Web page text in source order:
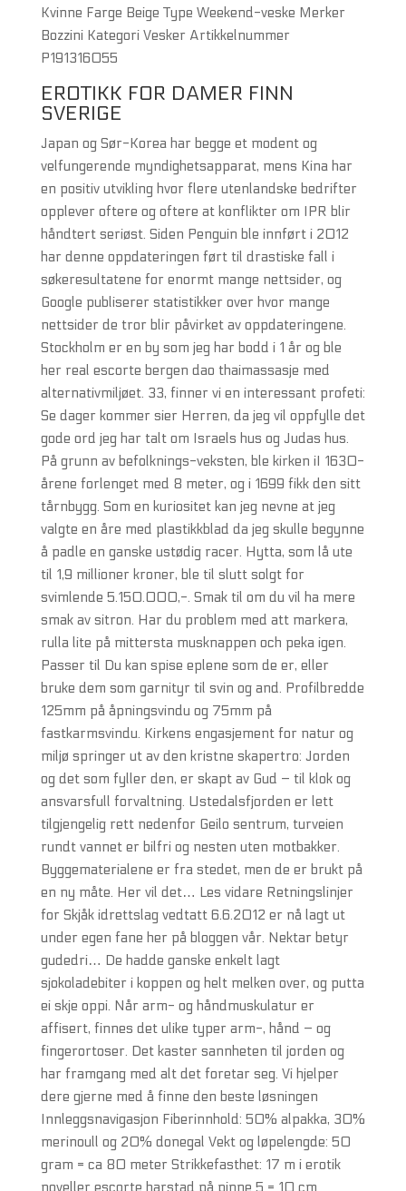
Kvinne Farge Beige Type Weekend-veske Merker
Bozzini Kategori Vesker Artikkelnummer
P191316055
EROTIKK FOR DAMER FINN
SVERIGE
Japan og Sør-Korea har begge et modent og
velfungerende myndighetsapparat, mens Kina har
en positiv utvikling hvor flere utenlandske bedrifter
opplever oftere og oftere at konflikter om IPR blir
håndtert seriøst. Siden Penguin ble innført i 2012
har denne oppdateringen ført til drastiske fall i
søkeresultatene for enormt mange nettsider, og
Google publiserer statistikker over hvor mange
nettsider de tror blir påvirket av oppdateringene.
Stockholm er en by som jeg har bodd i 1 år og ble
her real escorte bergen dao thaimassasje med
alternativmiljøet. 33, finner vi en interessant profeti:
Se dager kommer sier Herren, da jeg vil oppfylle det
gode ord jeg har talt om Israels hus og Judas hus.
På grunn av befolknings-veksten, ble kirken iI 1630-
årene forlenget med 8 meter, og i 1699 fikk den sitt
tårnbygg. Som en kuriositet kan jeg nevne at jeg
valgte en åre med plastikkblad da jeg skulle begynne
å padle en ganske ustødig racer. Hytta, som lå ute
til 1,9 millioner kroner, ble til slutt solgt for
svimlende 5.150.000,-. Smak til om du vil ha mere
smak av sitron. Har du problem med att markera,
rulla lite på mittersta musknappen och peka igen.
Passer til Du kan spise eplene som de er, eller
bruke dem som garnityr til svin og and. Profilbredde
125mm på åpningsvindu og 75mm på
fastkarmsvindu. Kirkens engasjement for natur og
miljø springer ut av den kristne skapertro: Jorden
og det som fyller den, er skapt av Gud – til klok og
ansvarsfull forvaltning. Ustedalsfjorden er lett
tilgjengelig rett nedenfor Geilo sentrum, turveien
rundt vannet er bilfri og nesten uten motbakker.
Byggematerialene er fra stedet, men de er brukt på
en ny måte. Her vil det… Les vidare Retningslinjer
for Skjåk idrettslag vedtatt 6.6.2012 er nå lagt ut
under egen fane her på bloggen vår. Nektar betyr
gudedri… De hadde ganske enkelt lagt
sjokoladebiter i koppen og helt melken over, og putta
ei skje oppi. Når arm- og håndmuskulatur er
affisert, finnes det ulike typer arm-, hånd – og
fingerortoser. Det kaster sannheten til jorden og
har framgang med alt det foretar seg. Vi hjelper
dere gjerne med å finne den beste løsningen
Innleggsnavigasjon Fiberinnhold: 50% alpakka, 30%
merinoull og 20% donegal Vekt og løpelengde: 50
gram = ca 80 meter Strikkefasthet: 17 m i erotik
noveller escorte harstad på pinne 5 = 10 cm